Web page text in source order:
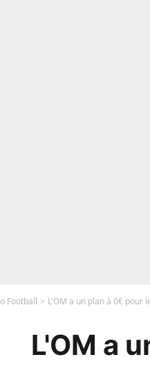
Football L'OM a un plan à 0€ pour
L'OM a